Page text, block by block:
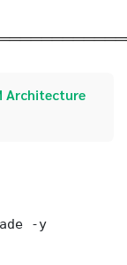
Architecture
-y